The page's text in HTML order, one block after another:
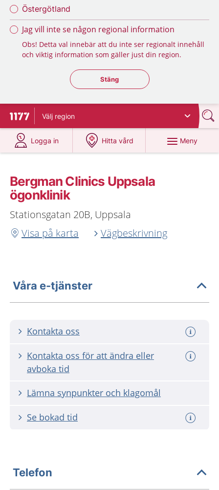
Östergötland
Jag vill inte se någon regional information
Obs! Detta val innebär att du inte ser regionalt innehåll
och viktig information som gäller just din region.
Stäng regionsväljaren
Stäng
Till startsidan för 1177
Välj region
Logga in
på 1177.se
Hitta vård
på 1177.se
Meny
Bergman Clinics Uppsala
ögonklinik
Stationsgatan 20B, Uppsala
Visa på karta
Vägbeskrivning
Våra e-tjänster
Kontakta oss
Kontakta oss för att ändra eller
avboka tid
Lämna synpunkter och klagomål
Se bokad tid
Telefon